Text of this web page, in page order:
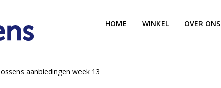
HOME WINKEL OVER ONS
aanbiedingen week 13